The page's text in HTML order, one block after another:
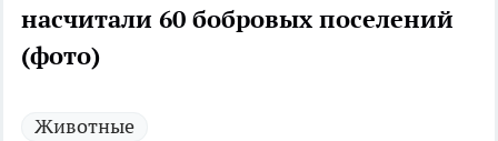
насчитали 60 бобровых поселений
(фото)
Животные